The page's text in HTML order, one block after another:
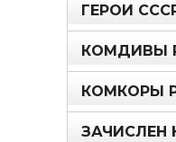
ГЕРОИ
КОМДИВЫ
КОМКОРЫ
ЗАЧИСЛЕН